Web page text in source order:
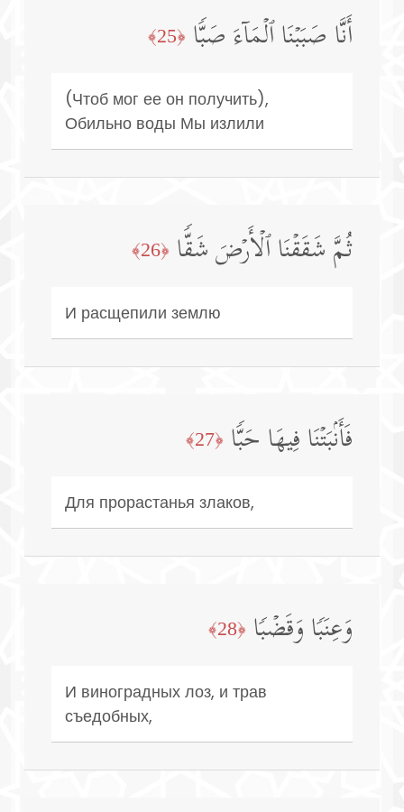
أَنَّا صَبَبۡنَا ٱلۡمَاۤءَ صَبࣰّا ﴿25﴾
(Чтоб мог ее он получить),
Обильно воды Мы излили
ثُمَّ شَقَقۡنَا ٱلۡأَرۡضَ شَقࣰّا ﴿26﴾
И расщепили землю
فَأَنۢبَتۡنَا فِیهَا حَبࣰّا ﴿27﴾
Для прорастанья злаков,
وَعِنَبࣰا وَقَضۡبࣰا ﴿28﴾
И виноградных лоз, и трав
съедобных,